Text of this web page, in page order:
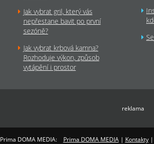
Jak vybrat gril, který vás
nepřestane bavit po první
sezóně?
Jak vybrat krbová kamna?
Rozhoduje výkon, způsob
vytápění i prostor
reklama
Prima DOMA MEDIA: Prima DOMA MEDIA| Kontakty|